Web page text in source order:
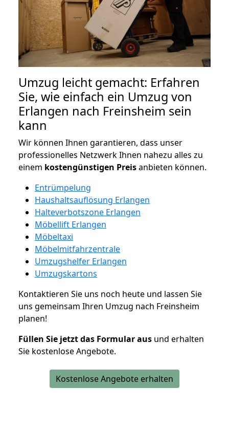
Umzug leicht gemacht: Erfahren
Sie, wie einfach ein Umzug von
Erlangen nach Freinsheim sein
kann
Wir können Ihnen garantieren, dass unser
professionelles Netzwerk Ihnen nahezu alles zu
einem kostengünstigen Preisanbieten können.
Entrümpelung
Haushaltsauflösung Erlangen
Halteverbotszone Erlangen
Möbellift Erlangen
Möbeltaxi
Möbelmitfahrzentrale
Umzugshelfer Erlangen
Umzugskartons
Kontaktieren Sie uns noch heute und lassen Sie
uns gemeinsam Ihren Umzug nach Freinsheim
planen!
Füllen Sie jetzt das Formular aus und erhalten
Sie kostenlose Angebote.
Kostenlose Angebote erhalten